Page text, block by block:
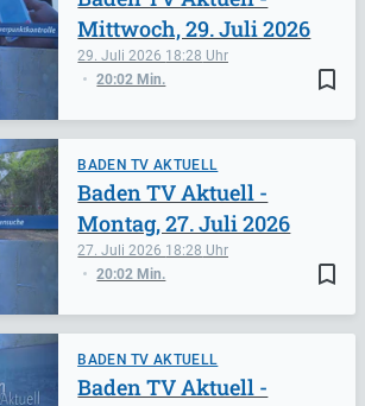
bookmark_border
29. Juli 2026 18:28
20:02 Min.
Mittwoch, 29. Juli 2026
BADEN TV AKTUELL
bookmark_border
27. Juli 2026 18:28
20:02 Min.
Baden TV Aktuell -
Montag, 27. Juli 2026
BADEN TV AKTUELL
Baden TV Aktuell -